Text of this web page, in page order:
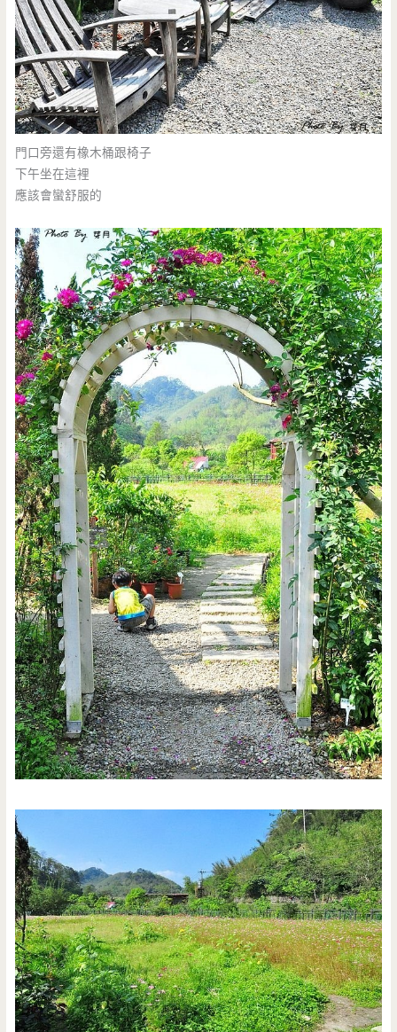
門口旁還有橡木桶跟椅子
下午坐在這裡
應該會蠻舒服的